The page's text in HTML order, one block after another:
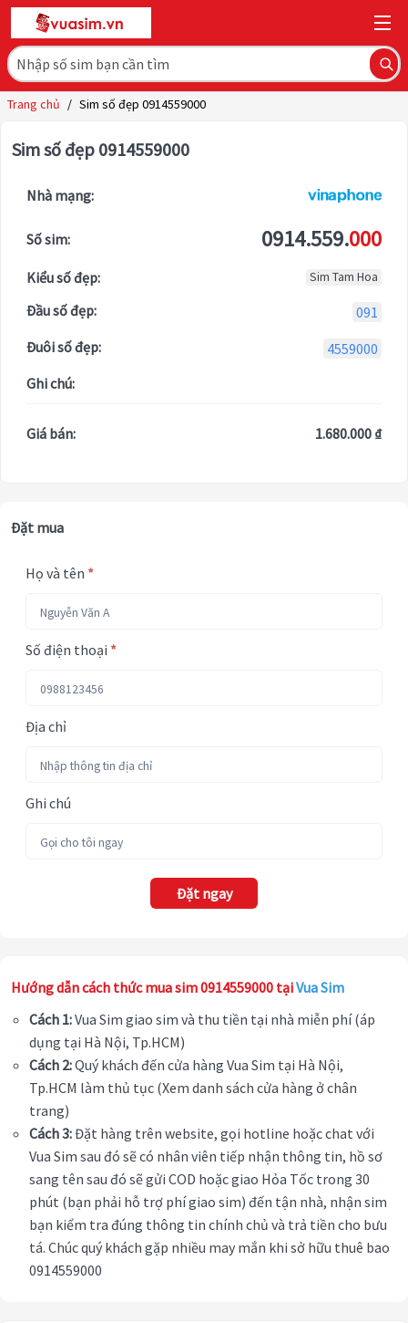
Trang chủ / Sim số đẹp 0914559000
Sim số đẹp 0914559000
Nhà mạng:
Số sim: 0914.559.000
Kiểu số đẹp: Sim Tam Hoa
Đầu số đẹp:
091
Đuôi số đẹp:
4559000
Ghi chú:
Giá bán: 1.680.000 ₫
Đặt mua
Họ và tên *
Số điện thoại *
Địa chỉ
Ghi chú
Đặt ngay
Hướng dẫn cách thức mua sim 0914559000 tạiVua Sim
Cách 1:Vua Sim giao sim và thu tiền tại nhà miễn phí (áp
dụng tại Hà Nội, Tp.HCM)
Cách 2:Quý khách đến cửa hàng Vua Sim tại Hà Nội,
Tp.HCM làm thủ tục (Xem danh sách cửa hàng ở chân
trang)
Cách 3:Đặt hàng trên website, gọi hotline hoặc chat với
Vua Sim sau đó sẽ có nhân viên tiếp nhận thông tin, hồ sơ
sang tên sau đó sẽ gửi COD hoặc giao Hỏa Tốc trong 30
phút (bạn phải hỗ trợ phí giao sim) đến tận nhà, nhận sim
bạn kiểm tra đúng thông tin chính chủ và trả tiền cho bưu
tá. Chúc quý khách gặp nhiều may mắn khi sở hữu thuê bao
0914559000